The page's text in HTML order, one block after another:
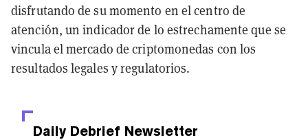
disfrutando de su momento en el centro de
atención, un indicador de lo estrechamente que se
vincula el mercado de criptomonedas con los
resultados legales y regulatorios.
Daily Debrief Newsletter